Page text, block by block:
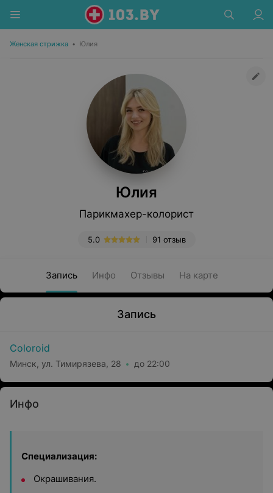
Женская стрижка • Юлия
Юлия
Парикмахер-колорист
91 отзыв
5.0
Запись Инфо Отзывы На карте
Запись
Coloroid
Минск, ул. Тимирязева, 28 до 22:00
Инфо
Специализация:
Окрашивания.